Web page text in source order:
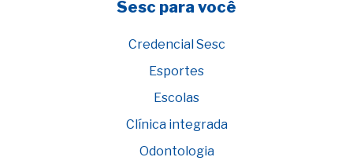
Sesc para você
Credencial Sesc
Esportes
Escolas
Clínica integrada
Odontologia